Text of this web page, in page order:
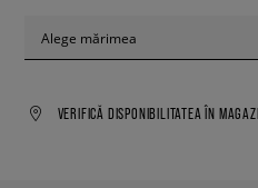
Alege mărimea
VERIFICĂ DISPONIBILITATEA ÎN